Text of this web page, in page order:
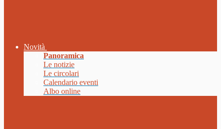
Novità
Panoramica
Le notizie
Le circolari
Calendario eventi
Albo online